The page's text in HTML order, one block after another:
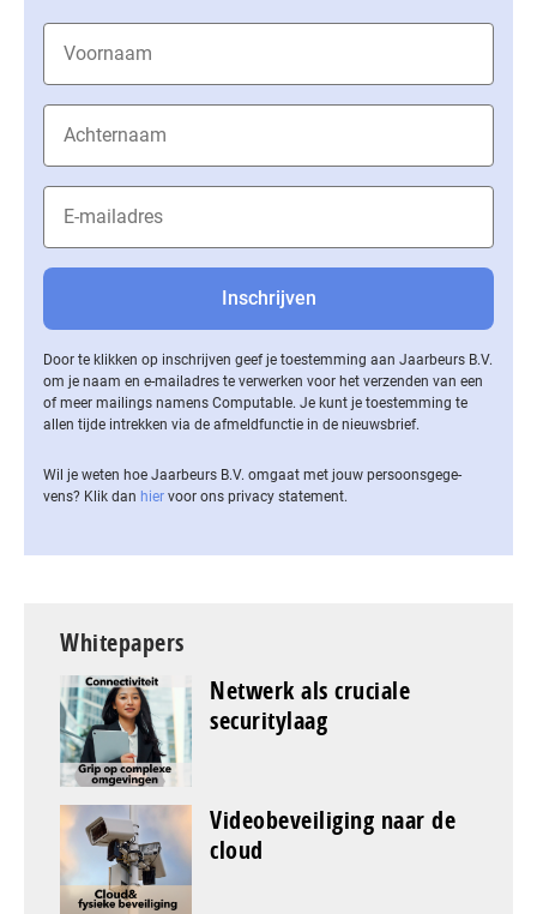
Door te klikken op inschrijven geef je toestemming aan Jaarbeurs B.V.
om je naam en e-mailadres te verwerken voor het verzenden van een
of meer mailings namens Computable. Je kunt je toestemming te
allen tijde intrekken via de af­meld­func­tie in de nieuwsbrief.
Wil je weten hoe Jaarbeurs B.V. omgaat met jouw per­soons­ge­ge­
vens? Klik dan hier voor ons privacy statement.
Whitepapers
Netwerk als cruciale
securitylaag
Videobeveiliging naar de
cloud